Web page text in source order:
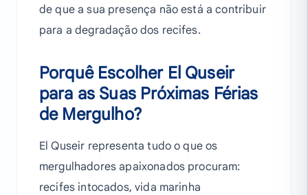
de que a sua presença não está a contribuir
para a degradação dos recifes.
Porquê Escolher El Quseir
para as Suas Próximas Férias
de Mergulho?
El Quseir representa tudo o que os
mergulhadores apaixonados procuram:
recifes intocados, vida marinha